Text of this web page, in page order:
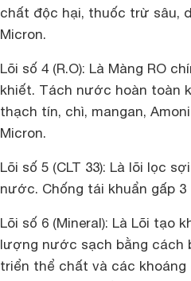
chất độc hại, thuốc trừ sâu,
Micron.
Lõi số 4 (R.O): Là Màng RO
khiết. Tách nước hoàn toàn
thạch tín, chì, mangan,
Micron.
Lõi số 5 (CLT 33): Là lõi lọc
nước. Chống tái khuẩn gấp
Lõi số 6 (Mineral): Là Lõi tạo
lượng nước sạch bằng cách
triển thể chất và các